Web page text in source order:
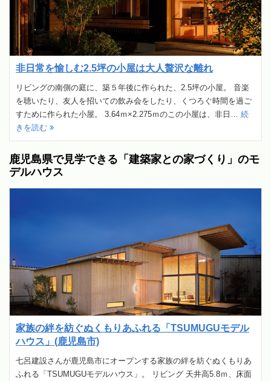
非日常を愉しむ2.5坪の小屋は大人贅沢な離れ
リビングの南側の庭に、築５年後に作られた、2.5坪の小屋。 音楽
を聴いたり、友人を招いての飲み会をしたり、くつろぐ時間を過ご
すために作られた小屋。 3.64ｍ×2.275ｍのこの小屋は、非日… 続
きを読む
鹿児島県で見学できる「建築家との家づくり」のモ
デルハウス
家族の絆を紡ぐぬくもりあふれる「TSUMUGUモデル
ハウス」(鹿児島市)
七呂建設さんが鹿児島市にオープンする家族の絆を紡ぐぬくもりあ
ふれる「TSUMUGUモデルハウス」。 リビング 天井高5.8ｍ、床面